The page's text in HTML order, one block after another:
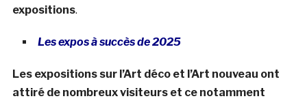
expositions.
Les expos à succès de 2025
Les expositions sur l’Art déco et l’Art nouveau ont
attiré de nombreux visiteurs et ce notamment